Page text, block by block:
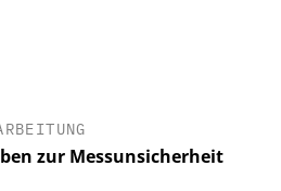
zur Messunsicherheit